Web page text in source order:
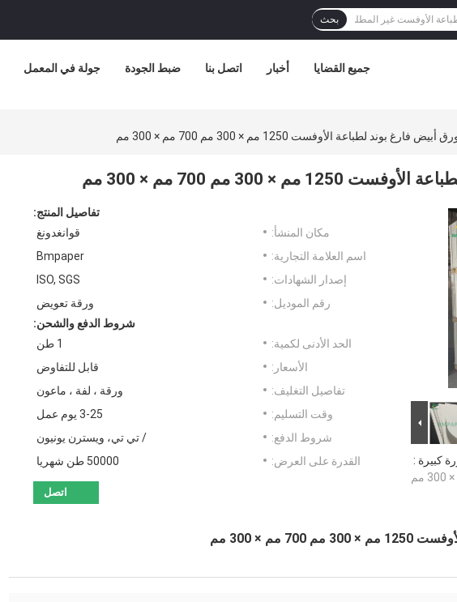
بحث
جولة في المعمل ضبط الجودة اتصل بنا أخبار جميع القضايا
كبيرة :
تفاصيل المنتج:
مكان المنشأ:
قوانغدونغ
اسم العلامة التجارية:
Bmpaper
إصدار الشهادات:
ISO, SGS
رقم الموديل:
ورقة تعويض
شروط الدفع والشحن:
الحد الأدنى لكمية:
1 طن
الأسعار:
قابل للتفاوض
تفاصيل التغليف:
ورقة ، لفة ، ماعون
وقت التسليم:
3-25 يوم عمل
شروط الدفع:
/ تي تي، ويسترن يونيون
القدرة على العرض:
50000 طن شهريا
اتصل